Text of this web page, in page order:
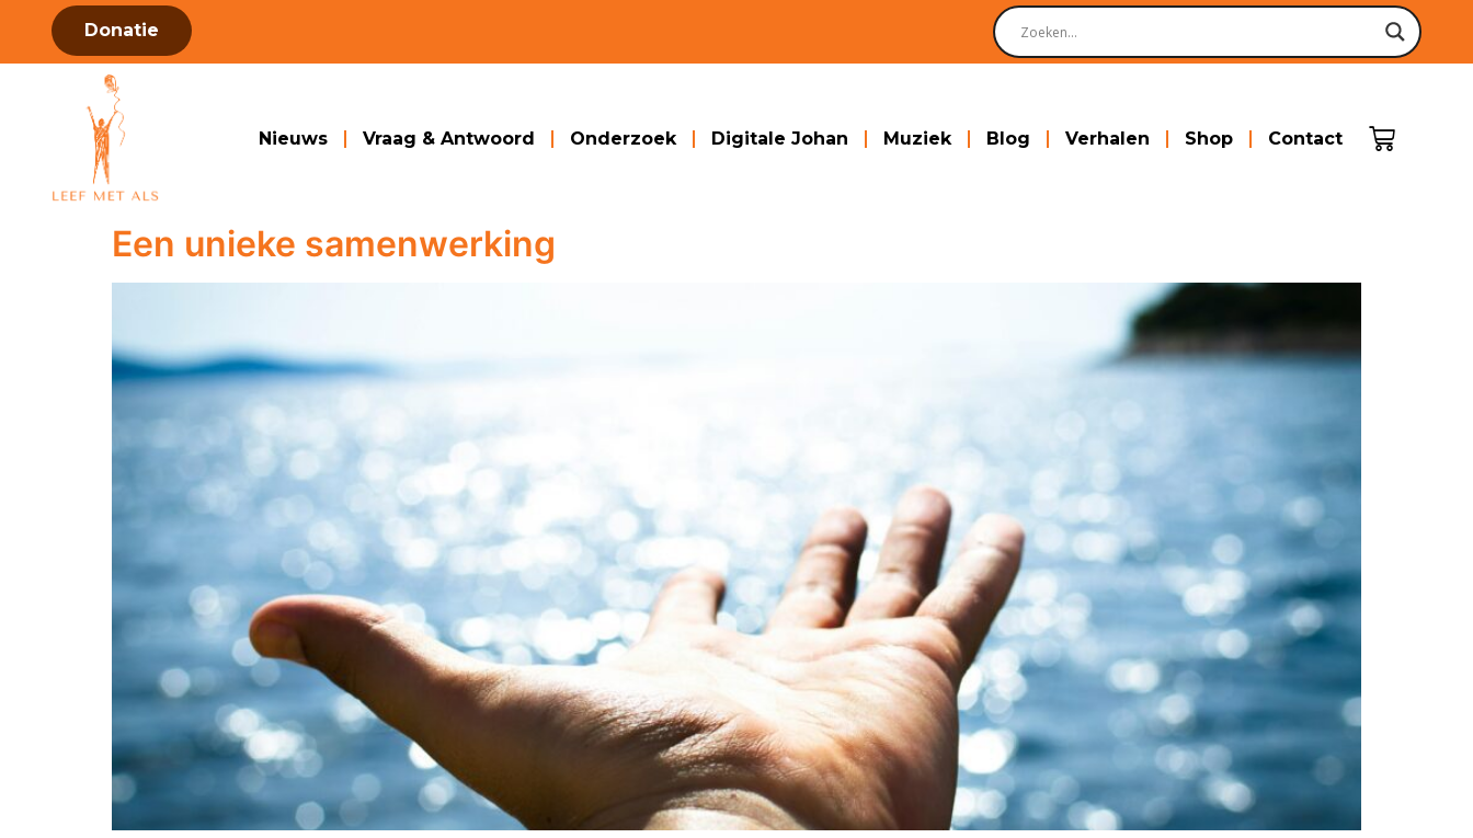
Donatie
Nieuws Vraag & Antwoord Onderzoek Digitale Johan Muziek Blog Verhalen Shop Contact
Een unieke samenwerking